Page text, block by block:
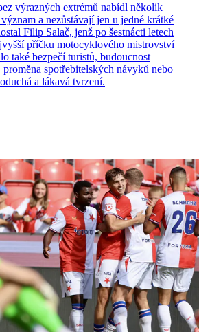
výrazných extrémů nabídl několik
a nezůstávají jen u jedné krátké
Filip Salač, jenž po šestnácti letech
příčku motocyklového mistrovství
také bezpečí turistů, budoucnost
spotřebitelských návyků nebo
a lákavá tvrzení.